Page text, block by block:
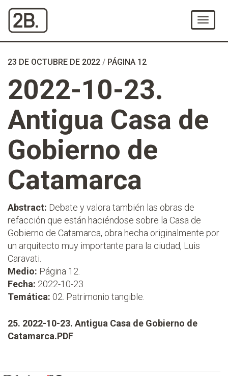
Contenido
Menú
23 DE OCTUBRE DE 2022 / PÁGINA 12
2022-10-23.
Antigua Casa de
Gobierno de
Catamarca
Abstract: Debate y valora también las obras de
refacción que están haciéndose sobre la Casa de
Gobierno de Catamarca, obra hecha originalmente por
un arquitecto muy importante para la ciudad, Luis
Caravati.
Medio: Página 12.
Fecha: 2022-10-23
Temática: 02. Patrimonio tangible.
25. 2022-10-23. Antigua Casa de Gobierno de
Catamarca.PDF